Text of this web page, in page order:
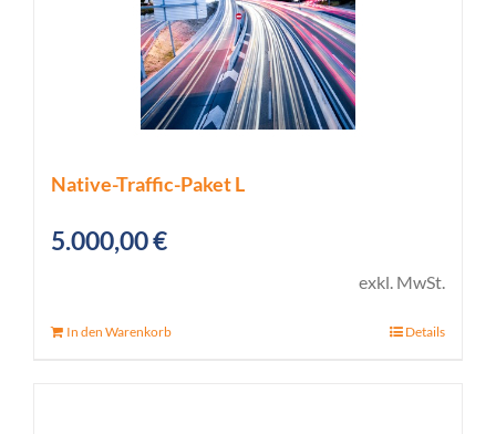
Native-Traffic-Paket L
5.000,00€
exkl. MwSt.
In den Warenkorb Details